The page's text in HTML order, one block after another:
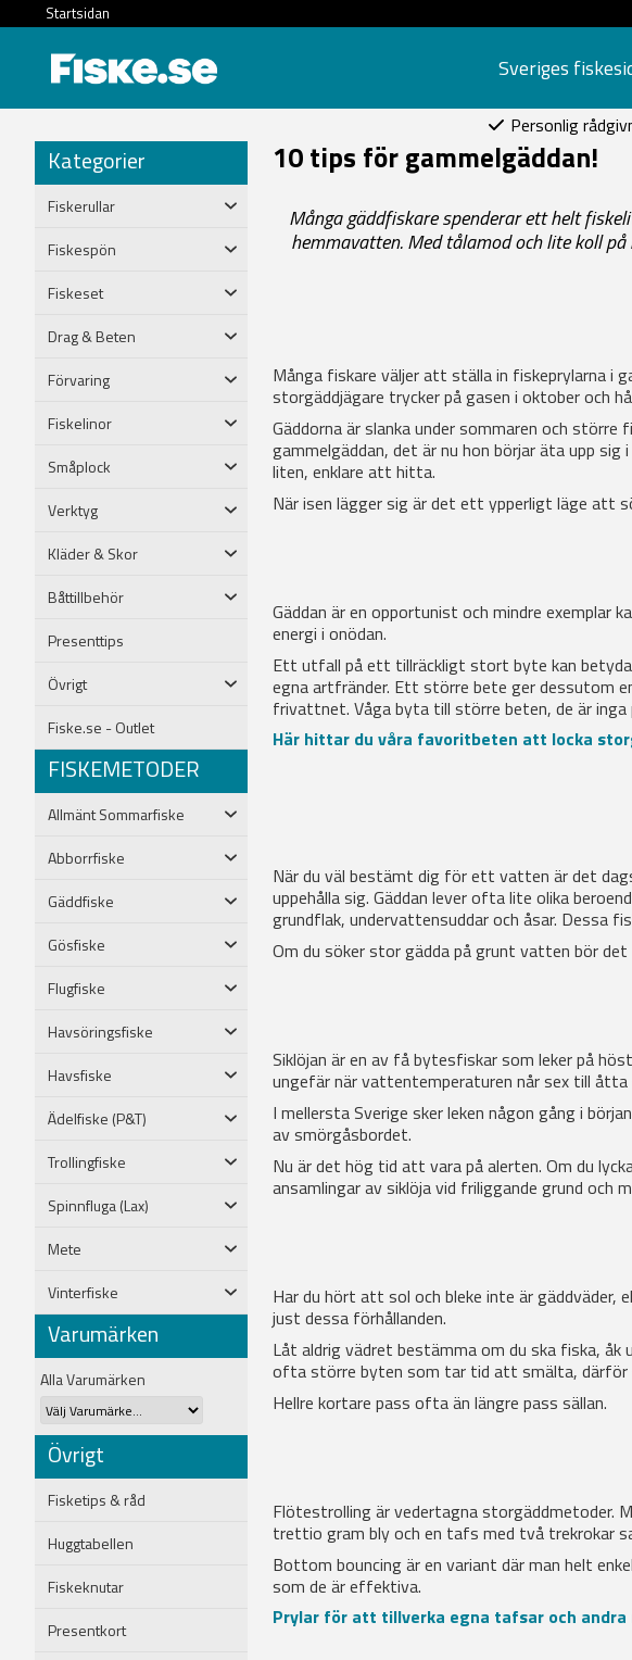
Startsidan
Sveriges
Personlig
Kategorier
Fiskerullar
Fiskespön
Fiskeset
Drag & Beten
Förvaring
Fiskelinor
Småplock
Verktyg
Kläder & Skor
Båttillbehör
Presenttips
Övrigt
Fiske.se - Outlet
FISKEMETODER
Allmänt Sommarfiske
Abborrfiske
Gäddfiske
Gösfiske
Flugfiske
Havsöringsfiske
Havsfiske
Ädelfiske (P&T)
Trollingfiske
Spinnfluga (Lax)
Mete
Vinterfiske
Varumärken
Alla Varumärken
Övrigt
Fisketips & råd
Huggtabellen
Fiskeknutar
Presentkort
10 tips för gammelgäddan!
Många gäddfiskare spenderar ett helt
hemmavatten. Med tålamod och lite koll
Många fiskare väljer att ställa in fiskeprylarna i
storgäddjägare trycker på gasen i oktober och
Gäddorna är slanka under sommaren och
gammelgäddan, det är nu hon börjar äta upp
liten, enklare att hitta.
När isen lägger sig är det ett ypperligt läge att
Gäddan är en opportunist och mindre exemplar
energi i onödan.
Ett utfall på ett tillräckligt stort byte kan betyda
egna artfränder. Ett större bete ger dessutom
frivattnet. Våga byta till större beten, de är
Här hittar du våra favoritbeten att locka
När du väl bestämt dig för ett vatten är det
uppehålla sig. Gäddan lever ofta lite olika
grundflak, undervattensuddar och åsar. Dessa
Om du söker stor gädda på grunt vatten bör
Siklöjan är en av få bytesfiskar som leker på
ungefär när vattentemperaturen når sex till åtta
I mellersta Sverige sker leken någon gång i
av smörgåsbordet.
Nu är det hög tid att vara på alerten. Om du
ansamlingar av siklöja vid friliggande grund
Har du hört att sol och bleke inte är
just dessa förhållanden.
Låt aldrig vädret bestämma om du ska fiska,
ofta större byten som tar tid att smälta, därför
Hellre kortare pass ofta än längre pass sällan.
Flötestrolling är vedertagna storgäddmetoder.
trettio gram bly och en tafs med två trekrokar
Bottom bouncing är en variant där man helt
som de är effektiva.
Prylar för att tillverka egna tafsar och